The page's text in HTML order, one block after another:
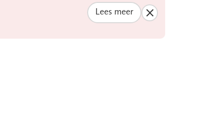
Lees meer